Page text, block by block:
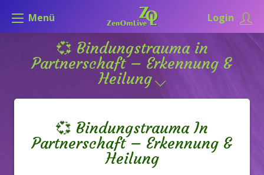
Menü Login
💞 Bindungstrauma in
Partnerschaft – Erkennung &
Heilung
💞 Bindungstrauma In
Partnerschaft – Erkennung &
Heilung